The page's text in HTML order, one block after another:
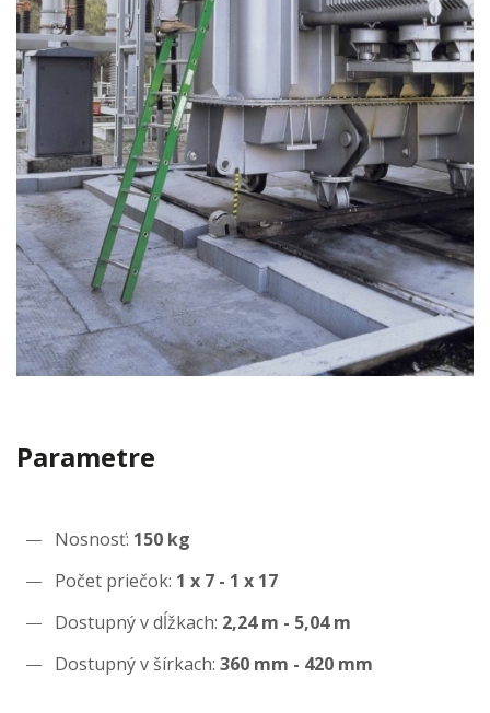
Parametre
Nosnosť: 150 kg
Počet priečok: 1 x 7 - 1 x 17
Dostupný v dĺžkach: 2,24 m - 5,04 m
Dostupný v šírkach: 360 mm - 420 mm